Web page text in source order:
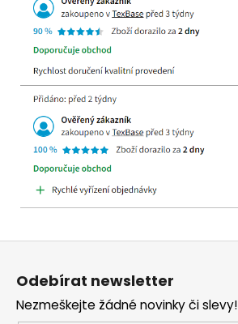
Odebírat newsletter
Nezmeškejte žádné novinky či slevy!